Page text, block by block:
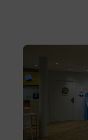
En savoir plus